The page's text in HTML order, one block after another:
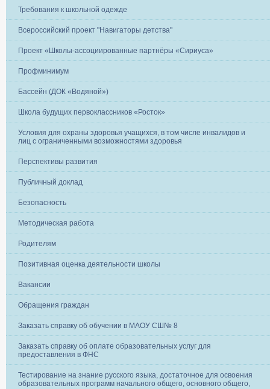
Требования к школьной одежде
Всероссийский проект "Навигаторы детства"
Проект «Школы-ассоциированные партнёры «Сириуса»
Профминимум
Бассейн (ДОК «Водяной»)
Школа будущих первоклассников «Росток»
Условия для охраны здоровья учащихся, в том числе инвалидов и
лиц с ограниченными возможностями здоровья
Перспективы развития
Публичный доклад
Безопасность
Методическая работа
Родителям
Позитивная оценка деятельности школы
Вакансии
Обращения граждан
Заказать справку об обучении в МАОУ СШ№ 8
Заказать справку об оплате образовательных услуг для
предоставления в ФНС
Тестирование на знание русского языка, достаточное для освоения
образовательных программ начального общего, основного общего,